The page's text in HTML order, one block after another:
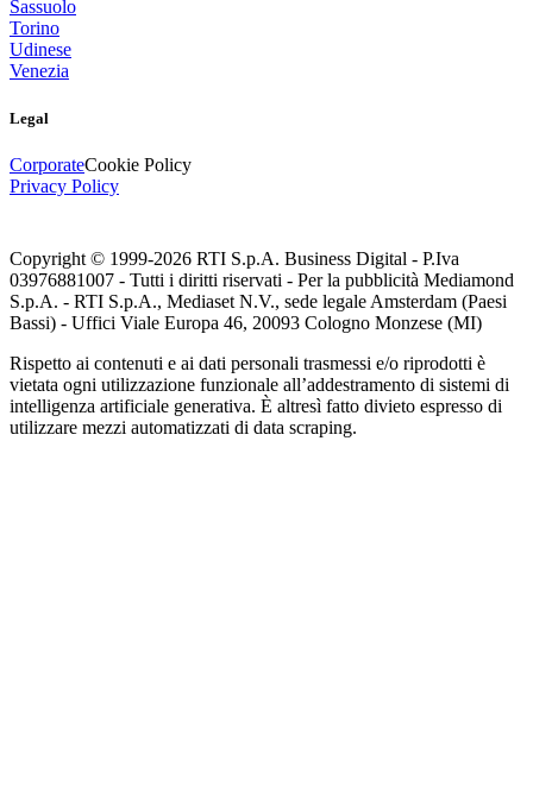
Sassuolo
Torino
Udinese
Venezia
Legal
CorporateCookie Policy
Privacy Policy
Copyright © 1999-2026 RTI S.p.A. Business Digital - P.Iva
03976881007 - Tutti i diritti riservati - Per la pubblicità Mediamond
S.p.A. - RTI S.p.A., Mediaset N.V., sede legale Amsterdam (Paesi
Bassi) - Uffici Viale Europa 46, 20093 Cologno Monzese (MI)
Rispetto ai contenuti e ai dati personali trasmessi e/o riprodotti è
vietata ogni utilizzazione funzionale all’addestramento di sistemi di
intelligenza artificiale generativa. È altresì fatto divieto espresso di
utilizzare mezzi automatizzati di data scraping.